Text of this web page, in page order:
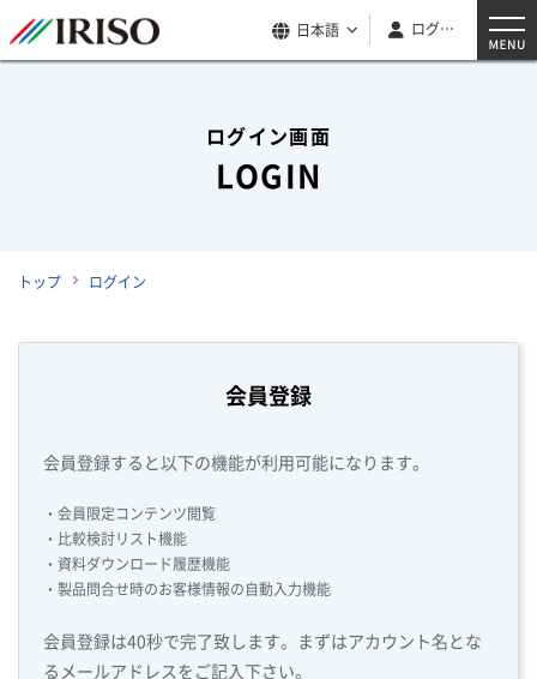
日本語 ログイン
ログイン画面
LOGIN
トップ ログイン
会員登録
会員登録すると以下の機能が利用可能になります。
・会員限定コンテンツ閲覧
・比較検討リスト機能
・資料ダウンロード履歴機能
・製品問合せ時のお客様情報の自動入力機能
会員登録は40秒で完了致します。まずはアカウント名とな
るメールアドレスをご記入下さい。